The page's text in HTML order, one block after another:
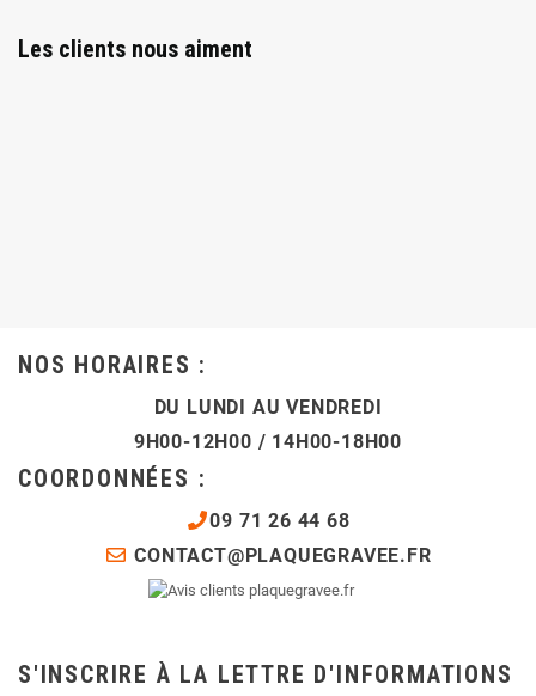
Les clients nous aiment
NOS HORAIRES :
DU LUNDI AU VENDREDI
9H00-12H00 / 14H00-18H00
COORDONNÉES :
09 71 26 44 68
CONTACT@PLAQUEGRAVEE.FR
S'INSCRIRE À LA LETTRE D'INFORMATIONS